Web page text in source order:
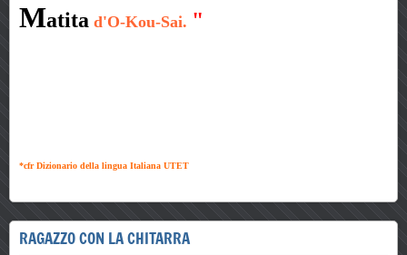
Matita d'O-Kou-Sai. "
*cfr Dizionario della lingua Italiana UTET
RAGAZZO CON LA CHITARRA